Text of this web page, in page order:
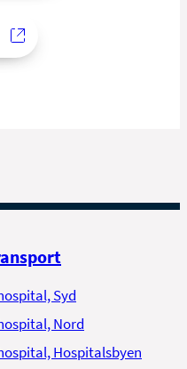
Syd
Nord
Hospitalsbyen